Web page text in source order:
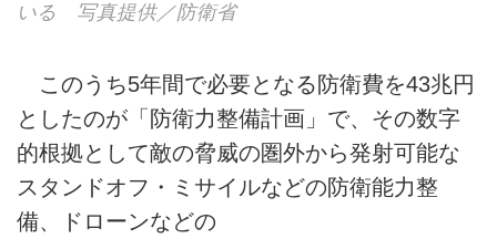
いる 写真提供／防衛省
このうち5年間で必要となる防衛費を43兆円
としたのが「防衛力整備計画」で、その数字
的根拠として敵の脅威の圏外から発射可能な
スタンドオフ・ミサイルなどの防衛能力整
備、ドローンなどの